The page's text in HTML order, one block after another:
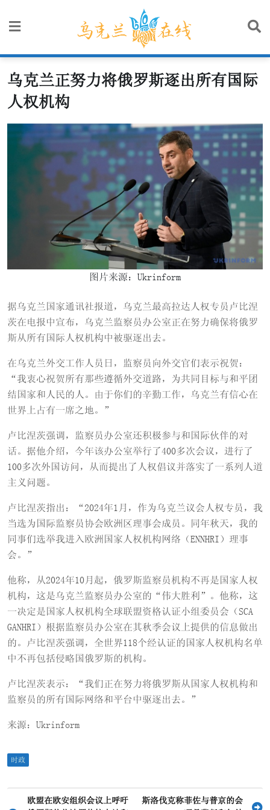
乌克兰正努力将俄罗斯逐出所有国际
人权机构
图片来源：Ukrinform
据乌克兰国家通讯社报道，乌克兰最高拉达人权专员卢比涅
茨在电报中宣布，乌克兰监察员办公室正在努力确保将俄罗
斯从所有国际人权机构中被驱逐出去。
在乌克兰外交工作人员日，监察员向外交官们表示祝贺：
“️我衷心祝贺所有那些遵循外交道路，为共同目标与和平团
结国家和人民的人。由于你们的辛勤工作，乌克兰有信心在
世界上占有一席之地。”
卢比涅茨强调，监察员办公室还积极参与和国际伙伴的对
话。据他介绍，今年该办公室举行了400多次会议，进行了
100多次外国访问，从而提出了人权倡议并落实了一系列人道
主义问题。
卢比涅茨指出：“2024年1月，作为乌克兰议会人权专员，我
当选为国际监察员协会欧洲区理事会成员。同年秋天，我的
同事们选举我进入欧洲国家人权机构网络（ENNHRI）理事
会。”
他称，从2024年10月起，俄罗斯监察员机构不再是国家人权
机构，这是乌克兰监察员办公室的“伟大胜利”。他称，这
一决定是国家人权机构全球联盟资格认证小组委员会（SCA
GANHRI）根据监察员办公室在其秋季会议上提供的信息做出
的。卢比涅茨强调，全世界118个经认证的国家人权机构名单
中不再包括侵略国俄罗斯的机构。
卢比涅茨表示：“我们正在努力将俄罗斯从国家人权机构和
监察员的所有国际网络和平台中驱逐出去。”
来源：Ukrinform
时政
欧盟在欧安组织会议上呼吁
斯洛伐克称菲佐与普京的会